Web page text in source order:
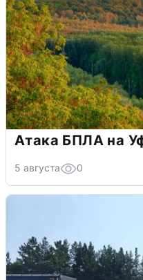
Атака БПЛА на
5 августа 0